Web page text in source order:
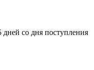
со дня поступления